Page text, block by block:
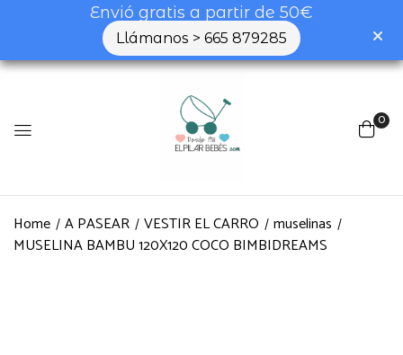
Envió gratis a partir de 50€
Llámanos > 665 879285
0
Home A PASEAR VESTIR EL CARRO
muselinas
MUSELINA BAMBU 120X120 COCO BIMBIDREAMS